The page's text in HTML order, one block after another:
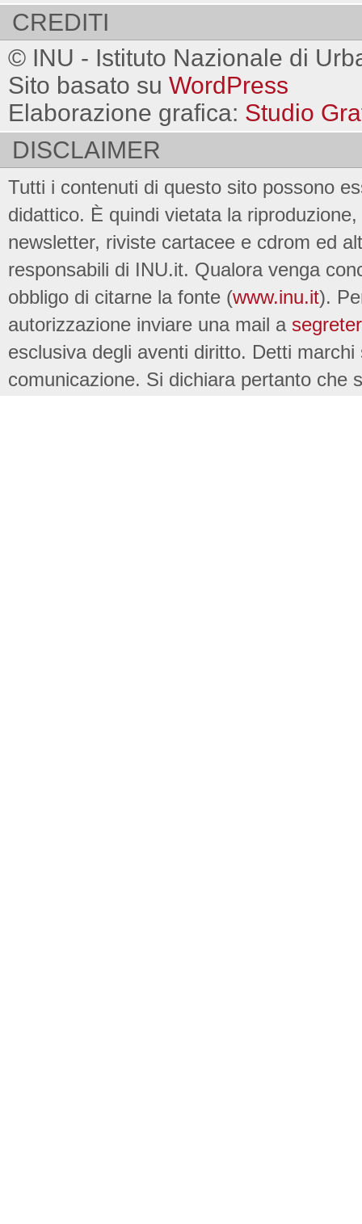
CREDITI
© INU - Istituto Nazionale di
Sito basato su WordPress
Elaborazione grafica: Studio
DISCLAIMER
Tutti i contenuti di questo sito possono
didattico. È quindi vietata la
newsletter, riviste cartacee e cdrom ed
responsabili di INU.it. Qualora venga
obbligo di citarne la fonte (www.inu.it).
autorizzazione inviare una mail a
esclusiva degli aventi diritto. Detti
comunicazione. Si dichiara pertanto che